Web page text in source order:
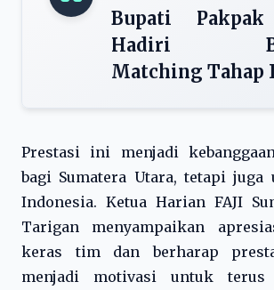
Bupati
Hadiri
Matching Tahap
Prestasi ini menjadi
bagi Sumatera Utara, tetapi
Indonesia. Ketua Harian FAJI
Tarigan menyampaikan
keras tim dan berharap
menjadi motivasi untuk